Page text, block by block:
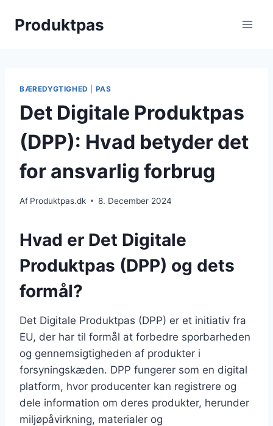
Produktpas
BÆREDYGTIGHED PAS
Det Digitale Produktpas
(DPP): Hvad betyder det
for ansvarlig forbrug
Af Produktpas.dk 8. December 2024
Hvad er Det Digitale
Produktpas (DPP) og dets
formål?
Det Digitale Produktpas (DPP) er et initiativ fra
EU, der har til formål at forbedre sporbarheden
og gennemsigtigheden af produkter i
forsyningskæden. DPP fungerer som en digital
platform, hvor producenter kan registrere og
dele information om deres produkter, herunder
miljøpåvirkning, materialer og